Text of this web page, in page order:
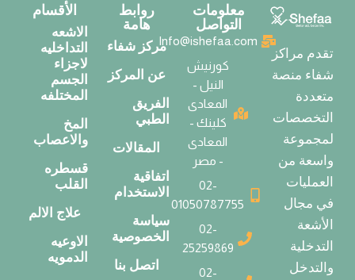
تقدم مراكز
شفاء منصة
متعددة
التخصصات
لمجموعة
واسعة من
العمليات
في مجال
الأشعة
التدخلية
والتدخل
روابط
هامة
مركز شفاء
عن المركز
الفريق
الطبي
المقالات
اتفاقية
الاستخدام
سياسة
الخصوصية
اتصل بنا
الأقسام
الاشعه
التداخليه
لاجزاء
الجسم
المختلفه
المخ
والاعصاب
قسطره
القلب
علاج الالم
الاوعيه
الدمويه
معلومات
التواصل
Info@ishefaa.com
كورنيش
النيل -
المعادى
كلينك -
المعادى
- مصر
02-
01050787755
02-
25259869
02-